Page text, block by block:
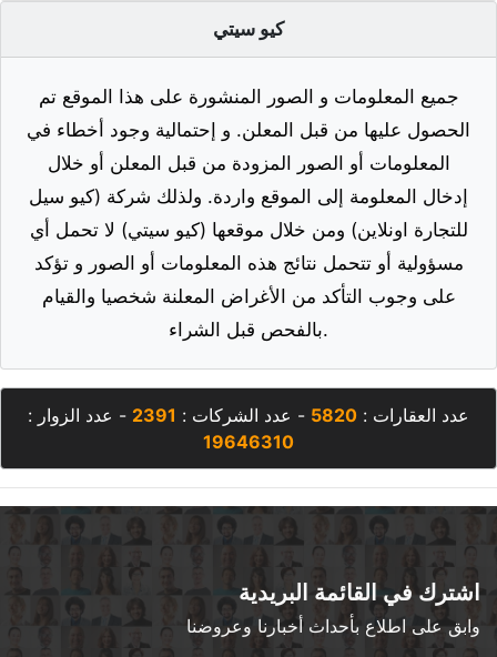
كيو سيتي
جميع المعلومات و الصور المنشورة على هذا الموقع تم
الحصول عليها من قبل المعلن. و إحتمالية وجود أخطاء في
المعلومات أو الصور المزودة من قبل المعلن أو خلال
إدخال المعلومة إلى الموقع واردة. ولذلك شركة (كيو سيل
للتجارة اونلاين) ومن خلال موقعها (كيو سيتي) لا تحمل أي
مسؤولية أو تتحمل نتائج هذه المعلومات أو الصور و تؤكد
على وجوب التأكد من الأغراض المعلنة شخصيا والقيام
بالفحص قبل الشراء.
عدد العقارات : 5820 - عدد الشركات : 2391 - عدد الزوار :
19646310
اشترك في القائمة البريدية
وابق على اطلاع بأحداث أخبارنا وعروضنا